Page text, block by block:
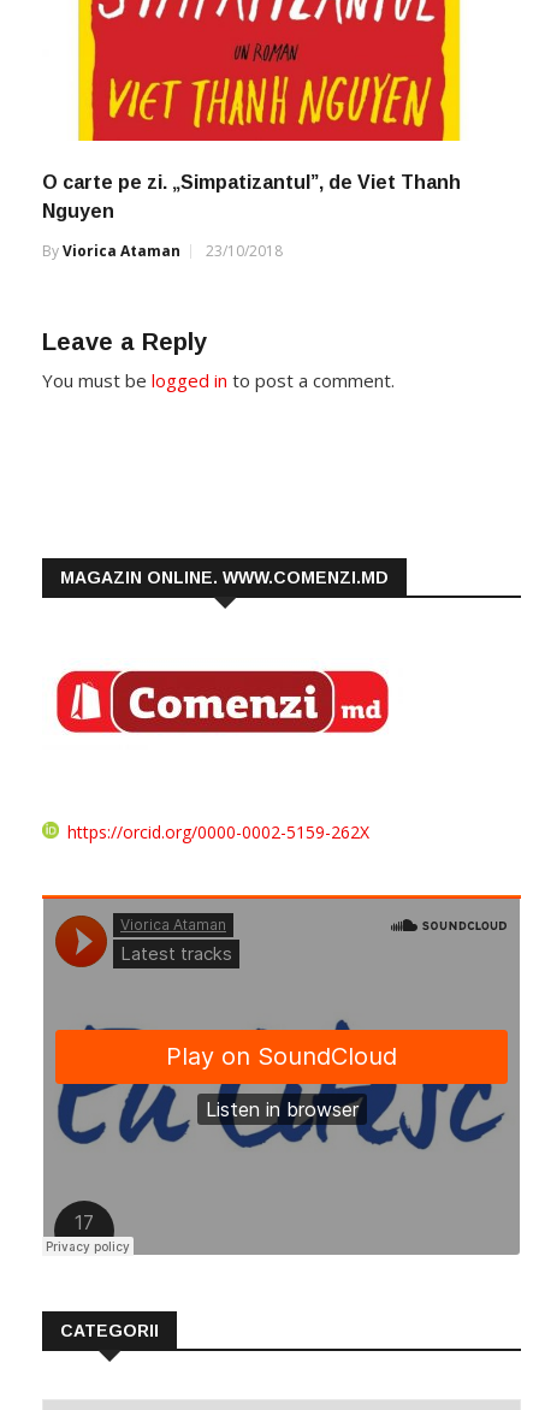
O carte pe zi. „Simpatizantul”, de Viet Thanh
Nguyen
ByViorica Ataman 23/10/2018
Leave a Reply
You must be logged in to post a comment.
MAGAZIN ONLINE. WWW.COMENZI.MD
https://orcid.org/0000-0002-5159-262X
CATEGORII